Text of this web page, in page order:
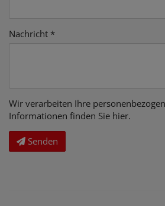
Nachricht
Wir verarbeiten Ihre
Informationen finden Sie hier.
Senden